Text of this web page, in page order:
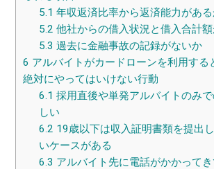
5.1 年収返済比率から返済能力があ
5.2 他社からの借入状況と借入合計
5.3 過去に金融事故の記録がないか
6 アルバイトがカードローンを利用する
絶対にやってはいけない行動
6.1 採用直後や単発アルバイトのみ
しい
6.2 19歳以下は収入証明書類を提出
いケースがある
6.3 アルバイト先に電話がかかって